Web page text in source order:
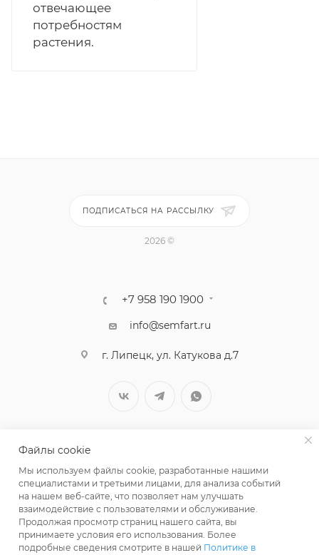
отвечающее
потребностям
растения.
ПОДПИСАТЬСЯ НА РАССЫЛКУ
2026 ©
+7 958 190 1900
info@semfart.ru
г. Липецк, ул. Катукова д.7
ПОЛИТИКА КОНФИДЕНЦИАЛЬНОСТИ
Файлы cookie
Мы используем файлы cookie, разработанные нашими
специалистами и третьими лицами, для анализа событий
на нашем веб-сайте, что позволяет нам улучшать
взаимодействие с пользователями и обслуживание.
Продолжая просмотр страниц нашего сайта, вы
принимаете условия его использования. Более
подробные сведения смотрите в нашей Политике в